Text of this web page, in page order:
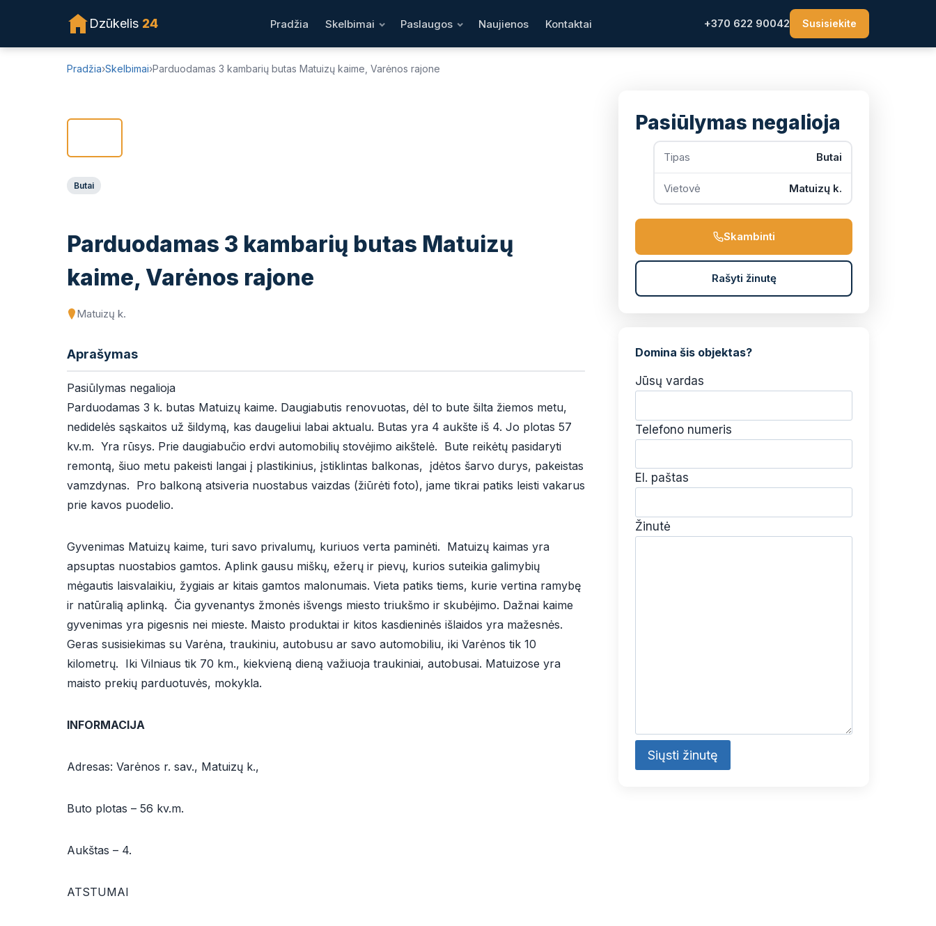
Dzūkelis 24 Pradžia Skelbimai Paslaugos Naujienos Kontaktai +370 622 90042 Susisiekite
Pradžia›Skelbimai›Parduodamas 3 kambarių butas Matuizų kaime, Varėnos rajone
❮
PASIŪLYMAS NEGALIOJA!
Butai
Parduodamas 3 kambarių butas Matuizų
kaime, Varėnos rajone
Matuizų k.
Aprašymas
Pasiūlymas negalioja
Parduodamas 3 k. butas Matuizų kaime. Daugiabutis renovuotas, dėl to bute šilta žiemos metu,
nedidelės sąskaitos už šildymą, kas daugeliui labai aktualu. Butas yra 4 aukšte iš 4. Jo plotas 57
kv.m. Yra rūsys. Prie daugiabučio erdvi automobilių stovėjimo aikštelė. Bute reikėtų pasidaryti
remontą, šiuo metu pakeisti langai į plastikinius, įstiklintas balkonas, įdėtos šarvo durys, pakeistas
vamzdynas. Pro balkoną atsiveria nuostabus vaizdas (žiūrėti foto), jame tikrai patiks leisti vakarus
prie kavos puodelio.
Gyvenimas Matuizų kaime, turi savo privalumų, kuriuos verta paminėti. Matuizų kaimas yra
apsuptas nuostabios gamtos. Aplink gausu miškų, ežerų ir pievų, kurios suteikia galimybių
mėgautis laisvalaikiu, žygiais ar kitais gamtos malonumais. Vieta patiks tiems, kurie vertina ramybę
ir natūralią aplinką. Čia gyvenantys žmonės išvengs miesto triukšmo ir skubėjimo. Dažnai kaime
gyvenimas yra pigesnis nei mieste. Maisto produktai ir kitos kasdieninės išlaidos yra mažesnės.
Geras susisiekimas su Varėna, traukiniu, autobusu ar savo automobiliu, iki Varėnos tik 10
kilometrų. Iki Vilniaus tik 70 km., kiekvieną dieną važiuoja traukiniai, autobusai. Matuizose yra
maisto prekių parduotuvės, mokykla.
INFORMACIJA
Adresas: Varėnos r. sav., Matuizų k.,
Buto plotas – 56 kv.m.
Aukštas – 4.
ATSTUMAI
Pasiūlymas negalioja
Tipas Butai
Vietovė Matuizų k.
Skambinti
Rašyti žinutę
Domina šis objektas?
Jūsų vardas
Telefono numeris
El. paštas
Žinutė